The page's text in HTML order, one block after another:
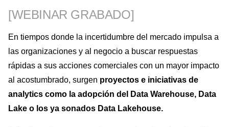
[WEBINAR GRABADO]
En tiempos donde la incertidumbre del mercado impulsa a
las organizaciones y al negocio a buscar respuestas
rápidas a sus acciones comerciales con un mayor impacto
al acostumbrado, surgen proyectos e iniciativas de
analytics como la adopción del Data Warehouse, Data
Lake o los ya sonados Data Lakehouse.